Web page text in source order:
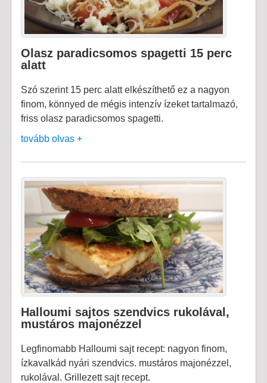
Olasz paradicsomos spagetti 15 perc
alatt
Szó szerint 15 perc alatt elkészíthető ez a nagyon
finom, könnyed de mégis intenzív ízeket tartalmazó,
friss olasz paradicsomos spagetti.
tovább olvas +
Halloumi sajtos szendvics rukolával,
mustáros majonézzel
Legfinomabb Halloumi sajt recept: nagyon finom,
ízkavalkád nyári szendvics. mustáros majonézzel,
rukolával. Grillezett sajt recept.